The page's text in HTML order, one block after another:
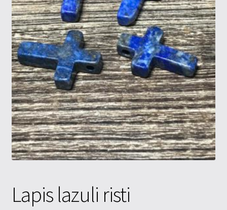
Tietosuojaseloste
Tuotteet
Yritysinfo
Lapis lazuli risti